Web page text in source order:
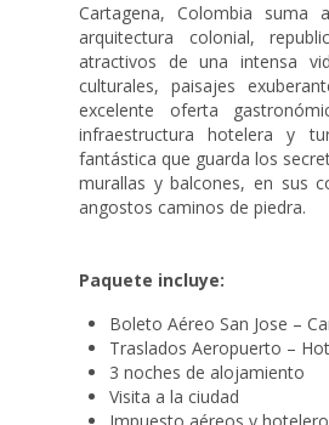
Cartagena, Colombia suma
arquitectura colonial,
atractivos de una intensa
culturales, paisajes
excelente oferta
infraestructura hotelera y
fantástica que guarda los
murallas y balcones, en sus
angostos caminos de piedra.
Paquete incluye:
Boleto Aéreo San Jose –
Traslados Aeropuerto –
3 noches de alojamiento
Visita a la ciudad